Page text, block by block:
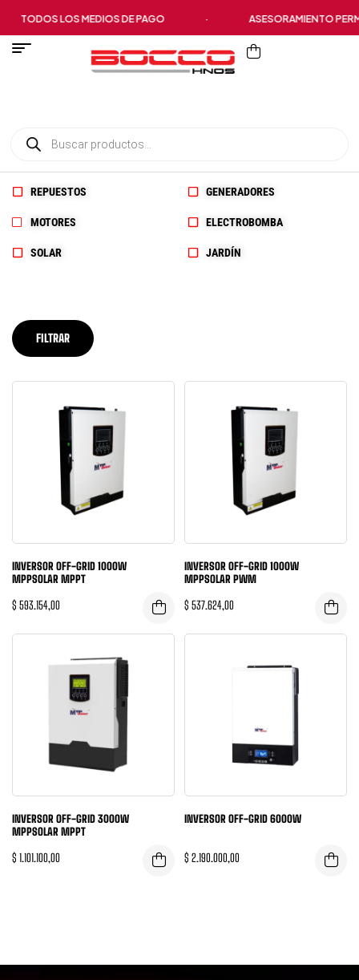
TODOS LOS MEDIOS DE PAGO ASESORAMIENTO
REPUESTOS GENERADORES
MOTORES ELECTROBOMBA
SOLAR JARDÍN
FILTRAR
INVERSOR OFF-GRID 1000W
MPPSOLAR MPPT
$ 593.154,00
INVERSOR OFF-GRID 1000W
MPPSOLAR PWM
$ 537.624,00
INVERSOR OFF-GRID 3000W
MPPSOLAR MPPT
$ 1.101.100,00
INVERSOR OFF-GRID 6000W
$ 2.190.000,00